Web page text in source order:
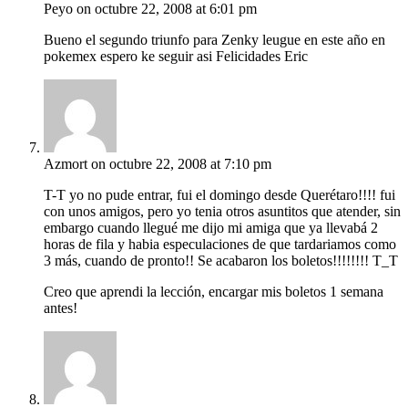
Peyo on octubre 22, 2008 at 6:01 pm
Bueno el segundo triunfo para Zenky leugue en este año en
pokemex espero ke seguir asi Felicidades Eric
Azmort on octubre 22, 2008 at 7:10 pm
T-T yo no pude entrar, fui el domingo desde Querétaro!!!! fui
con unos amigos, pero yo tenia otros asuntitos que atender, sin
embargo cuando llegué me dijo mi amiga que ya llevabá 2
horas de fila y habia especulaciones de que tardariamos como
3 más, cuando de pronto!! Se acabaron los boletos!!!!!!!! T_T
Creo que aprendi la lección, encargar mis boletos 1 semana
antes!